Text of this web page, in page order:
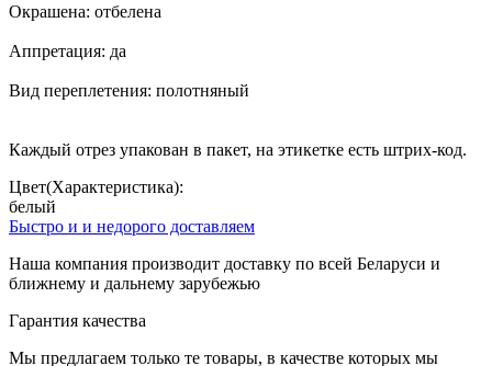
Окрашена: отбелена
Аппретация: да
Вид переплетения: полотняный
Каждый отрез упакован в пакет, на этикетке есть штрих-код.
Цвет(Характеристика):
белый
Быстро и и недорого доставляем
Наша компания производит доставку по всей Беларуси и
ближнему и дальнему зарубежью
Гарантия качества
Мы предлагаем только те товары, в качестве которых мы